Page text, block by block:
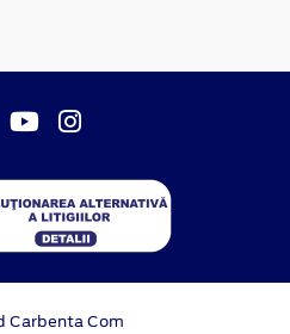
Carbenta Com